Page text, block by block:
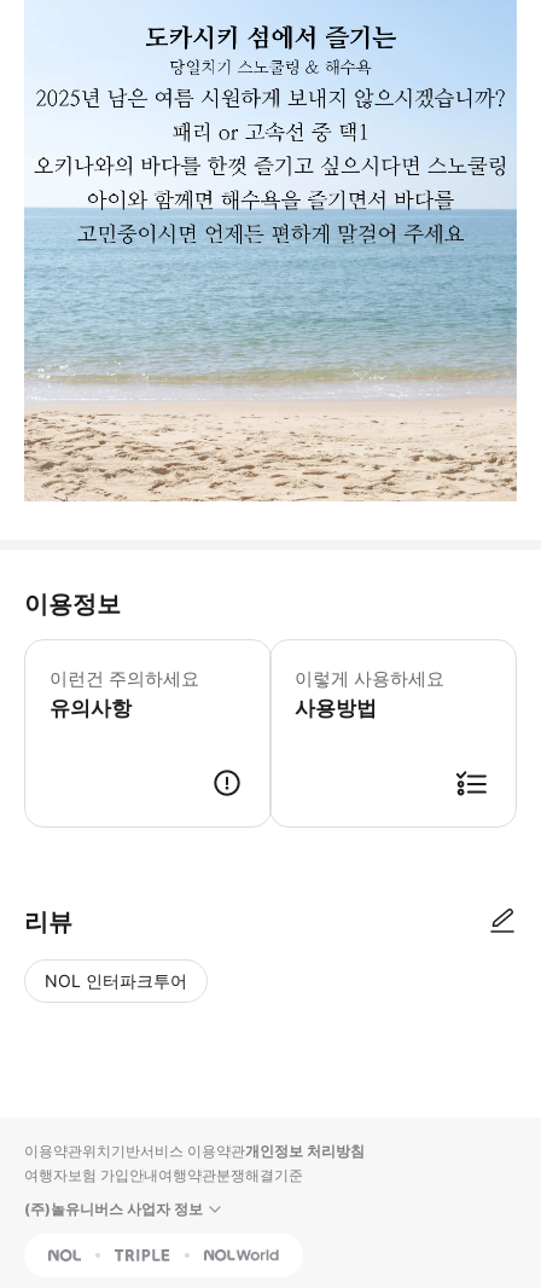
이용정보
이런건 주의하세요
유의사항
이렇게 사용하세요
사용방법
리뷰
NOL 인터파크투어
입니
다.
순
상
이용약관위치기반서비스 이용약관개인정보 처리방침
여행자보험 가입안내여행약관분쟁해결기준
(주)놀유니버스 사업자 정보
NOL Triple Interpark Global